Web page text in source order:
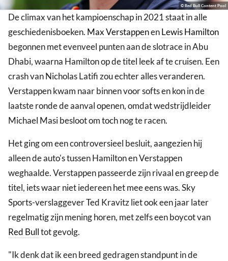
© Red Bull Content Pool
De climax van het kampioenschap in 2021 staat in alle
geschiedenisboeken. Max VerstappenenLewis Hamilton
begonnen met evenveel punten aan de slotrace in Abu
Dhabi, waarna Hamilton op de titel leek af te cruisen. Een
crash van Nicholas Latifi zou echter alles veranderen.
Verstappen kwam naar binnen voor softs en kon in de
laatste ronde de aanval openen, omdat wedstrijdleider
Michael Masi besloot om toch nog te racen.
Het ging om een controversieel besluit, aangezien hij
alleen de auto's tussen Hamilton en Verstappen
weghaalde. Verstappen passeerde zijn rivaal en greep de
titel, iets waar niet iedereen het mee eens was. Sky
Sports-verslaggever Ted Kravitz liet ook een jaar later
regelmatig zijn mening horen, met zelfs een boycot van
Red Bulltot gevolg.
"Ik denk dat ik een breed gedragen standpunt in de